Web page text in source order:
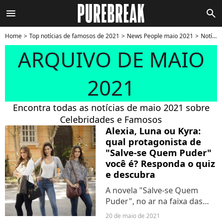
menu search
Home Top notícias de famosos de 2021 News People maio 2021 Notícias de maio 2021 - Página 3
ARQUIVO DE MAIO
2021
Encontra todas as notícias de maio 2021 sobre
Celebridades e Famosos
Alexia, Luna ou Kyra:
qual protagonista de
"Salve-se Quem Puder"
você é? Responda o quiz
e descubra
A novela "Salve-se Quem
Puder", no ar na faixa das
19h da Globo, tem feito o
20 de maio de 2021